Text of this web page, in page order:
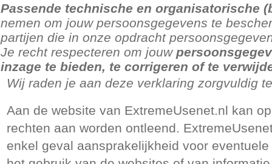
Passende technische en organisatorische
nemen om jouw persoonsgegevens te
partijen die in onze opdracht
Je recht respecteren om jouw
inzage te bieden, te corrigeren of te
Wij raden je aan deze verklaring zorgvuldig
Aan de website van ExtremeUsenet.nl kan
rechten aan worden ontleend.
enkel geval aansprakelijkheid voor